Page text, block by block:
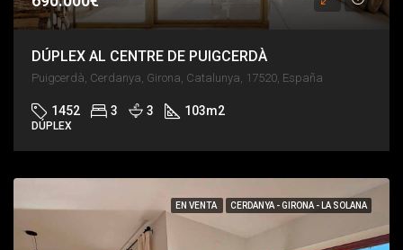
DÚPLEX AL CENTRE DE PUIGCERDÀ
Puigcerdà, Cerdanya, Girona, Catalunya, 17520, España
1452 3 3 103m2
DÚPLEX
EN VENTA CERDANYA - GIRONA - LA SOLANA